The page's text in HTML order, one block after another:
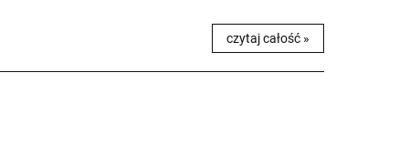
czytaj całość »